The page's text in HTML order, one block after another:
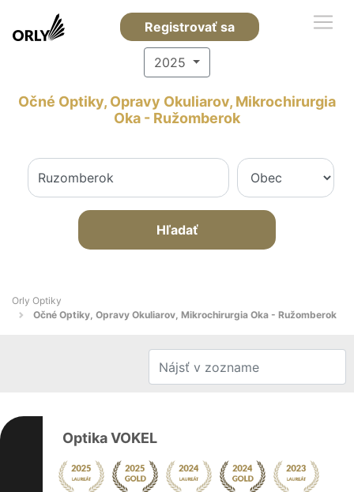
Registrovať sa
2025
Očné Optiky, Opravy Okuliarov, Mikrochirurgia
Oka - Ružomberok
Hľadať
Orly Optiky
Očné Optiky, Opravy Okuliarov, Mikrochirurgia Oka - Ružomberok
Optika VOKEL